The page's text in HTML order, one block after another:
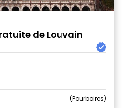
de Louvain
Pourboires